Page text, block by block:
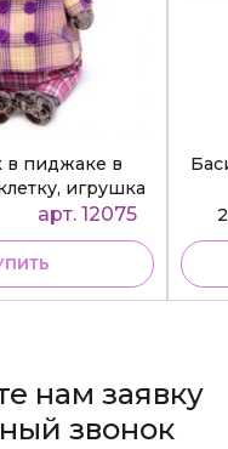
в пиджаке в
игрушка
арт. 12075
нам заявку
звонок